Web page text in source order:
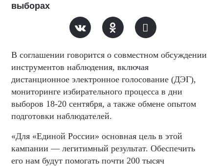
выборах
В соглашении говорится о совместном обсуждении
инструментов наблюдения, включая
дистанционное электронное голосование (ДЭГ),
мониторинге избирательного процесса в дни
выборов 18-20 сентября, а также обмене опытом
подготовки наблюдателей.
«Для «Единой России» основная цель в этой
кампании — легитимный результат. Обеспечить
его нам будут помогать почти 200 тысяч